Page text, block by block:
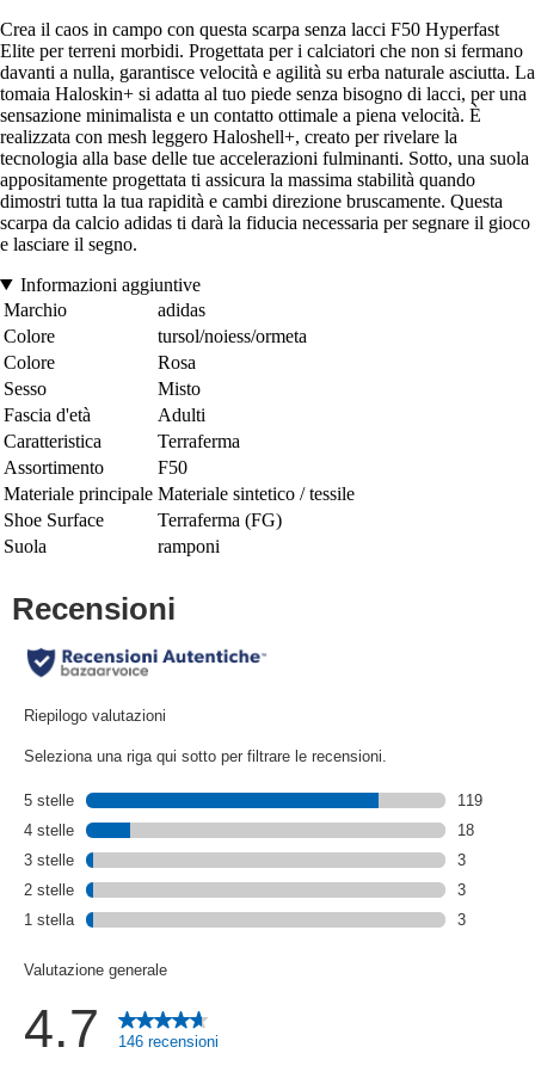
Crea il caos in campo con questa scarpa senza lacci F50 Hyperfast
Elite per terreni morbidi. Progettata per i calciatori che non si fermano
davanti a nulla, garantisce velocità e agilità su erba naturale asciutta. La
tomaia Haloskin+ si adatta al tuo piede senza bisogno di lacci, per una
sensazione minimalista e un contatto ottimale a piena velocità. È
realizzata con mesh leggero Haloshell+, creato per rivelare la
tecnologia alla base delle tue accelerazioni fulminanti. Sotto, una suola
appositamente progettata ti assicura la massima stabilità quando
dimostri tutta la tua rapidità e cambi direzione bruscamente. Questa
scarpa da calcio adidas ti darà la fiducia necessaria per segnare il gioco
e lasciare il segno.
Informazioni aggiuntive
Marchio
adidas
Colore
tursol/noiess/ormeta
Colore
Rosa
Sesso
Misto
Fascia d'età
Adulti
Caratteristica
Terraferma
Assortimento
F50
Materiale principale Materiale sintetico / tessile
Shoe Surface
Terraferma (FG)
Suola
ramponi